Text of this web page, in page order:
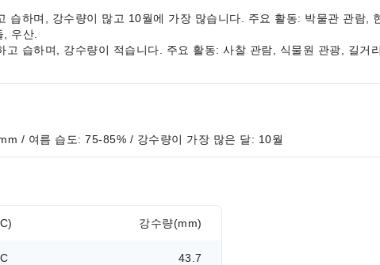
습하며, 강수량이 많고 10월에 가장 많습니다. 주요 활동: 박물관 관람,
우산.
습하며, 강수량이 적습니다. 주요 활동: 사찰 관람, 식물원 관광, 길거
/ 여름 습도: 75-85% / 강수량이 가장 많은 달: 10월
강수량(mm)
43.7